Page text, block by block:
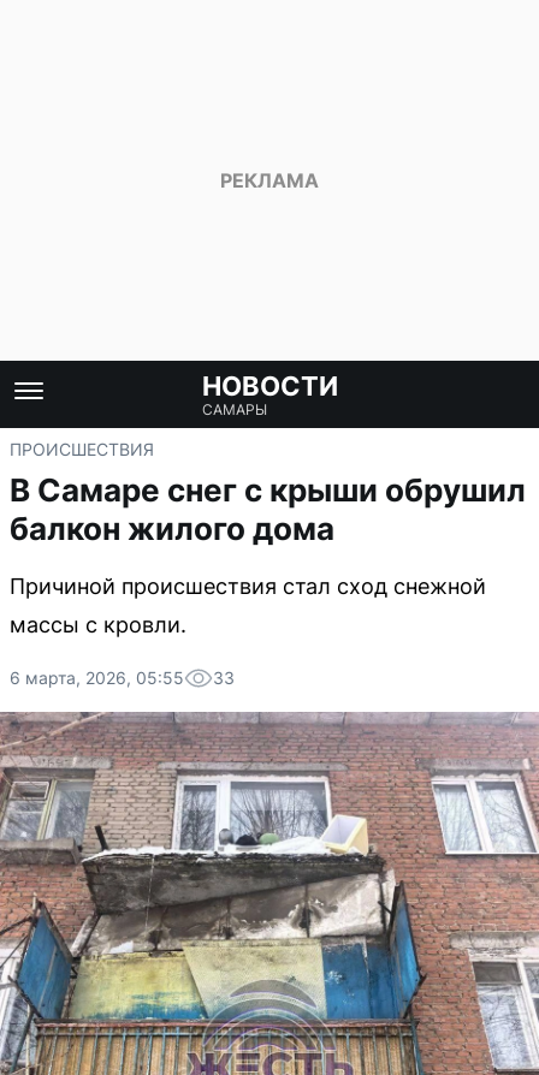
НОВОСТИ
САМАРЫ
ПРОИСШЕСТВИЯ
В Самаре снег с крыши обрушил
балкон жилого дома
Причиной происшествия стал сход снежной
массы с кровли.
6 марта, 2026, 05:55 33